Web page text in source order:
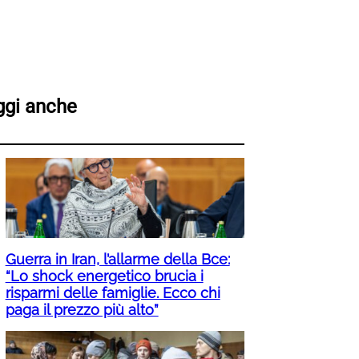
anche
Guerra in Iran, l’allarme della Bce:
“Lo shock energetico brucia i
risparmi delle famiglie. Ecco chi
paga il prezzo più alto”